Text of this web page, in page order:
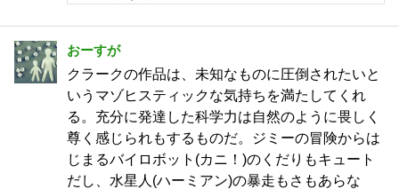
おーすが
クラークの作品は、未知なものに圧倒されたいと
いうマゾヒスティックな気持ちを満たしてくれ
る。充分に発達した科学力は自然のように畏しく
尊く感じられもするものだ。ジミーの冒険からは
じまるバイロボット(カニ！)のくだりもキュート
だし、水星人(ハーミアン)の暴走もさもあらな